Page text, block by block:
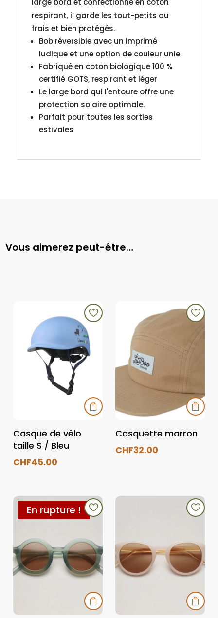
large bord et confectionné en coton
respirant, il garde les tout-petits au
frais et bien protégés.
Bob réversible avec un imprimé
ludique et une option de couleur unie
Fabriqué en coton biologique 100 %
certifié GOTS, respirant et léger
Le large bord qui l'entoure offre une
protection solaire optimale.
Parfait pour toutes les sorties
estivales
Vous aimerez peut-être…

Casque de vélo
taille S / Bleu
CHF45.00

Casquette marron
CHF32.00
En rupture !
 